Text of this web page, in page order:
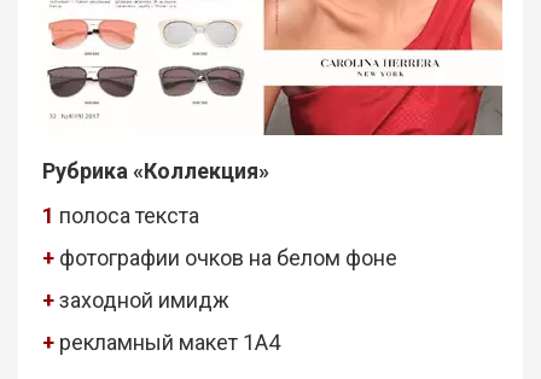
Рубрика «Коллекция»
1 полоса текста
+ фотографии очков на белом фоне
+заходной имидж
+ рекламный макет 1А4